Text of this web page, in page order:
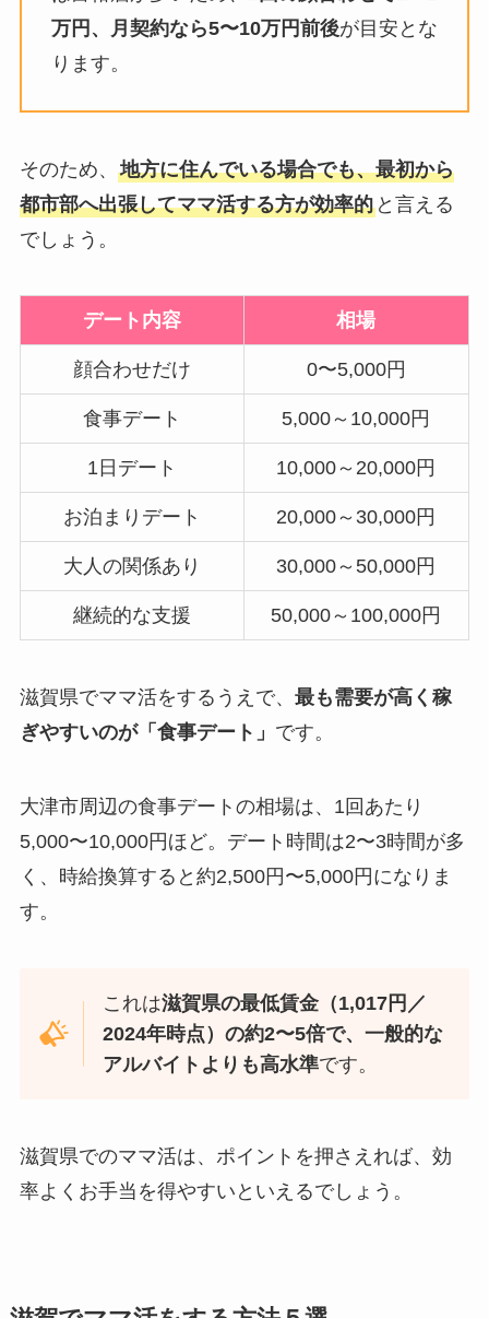
万円、月契約なら5〜10万円前後が目安とな
ります。
そのため、 地方に住んでいる場合でも、最初から
都市部へ出張してママ活する方が効率的と言える
でしょう。
デート内容 相場
顔合わせだけ 0〜5,000円
食事デート 5,000～10,000円
1日デート 10,000～20,000円
お泊まりデート 20,000～30,000円
大人の関係あり 30,000～50,000円
継続的な支援 50,000～100,000円
滋賀県でママ活をするうえで、 最も需要が高く稼
ぎやすいのが「食事デート」 です。
大津市周辺の食事デートの相場は、1回あたり
5,000〜10,000円ほど。デート時間は2〜3時間が多
く、時給換算すると約2,500円〜5,000円になりま
す。
これは滋賀県の最低賃金（1,017円／
2024年時点）の約2〜5倍で、一般的な
アルバイトよりも高水準です。
滋賀県でのママ活は、ポイントを押さえれば、効
率よくお手当を得やすいといえるでしょう。